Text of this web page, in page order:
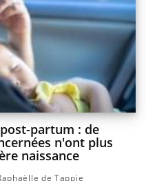
partum : de
n'ont plus
naissance
de Tappie